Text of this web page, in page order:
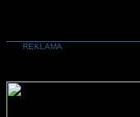
REKLAMA